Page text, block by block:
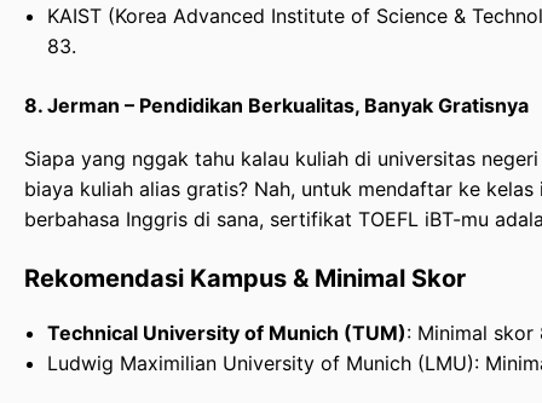
KAIST (Korea Advanced Institute of Science &
83.
8. Jerman – Pendidikan Berkualitas, Banyak Gratisnya
Siapa yang nggak tahu kalau kuliah di universitas
biaya kuliah alias gratis? Nah, untuk mendaftar ke kelas
berbahasa Inggris di sana, sertifikat TOEFL iBT-mu
Rekomendasi Kampus & Minimal Skor
Technical University of Munich (TUM): Minimal skor
Ludwig Maximilian University of Munich (LMU):